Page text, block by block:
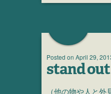
Posted on April 29,
stand out